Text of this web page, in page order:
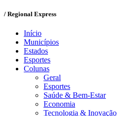
/ Regional Express
Início
Municípios
Estados
Esportes
Colunas
Geral
Esportes
Saúde & Bem-Estar
Economia
Tecnologia & Inovação